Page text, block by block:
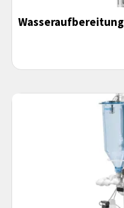
Wasseraufbereitung